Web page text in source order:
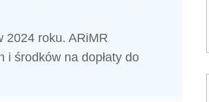
2024 roku. ARiMR
i środków na dopłaty do